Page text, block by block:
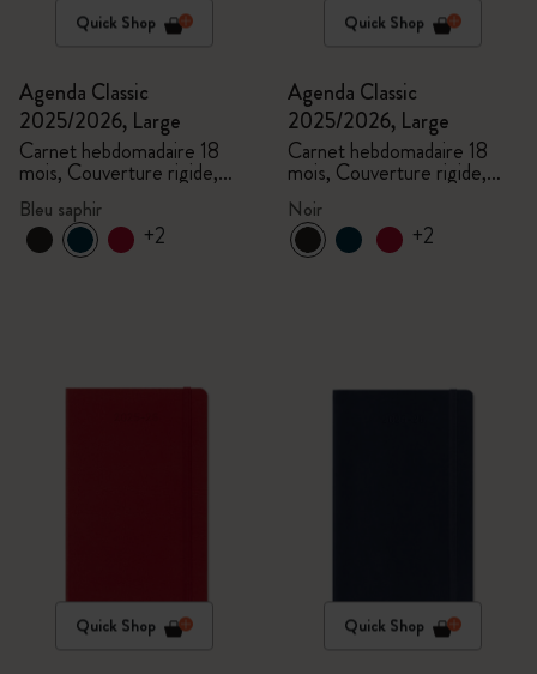
Quick Shop
Agenda Classic
2025/2026, Large
Carnet hebdomadaire 18
mois, Couverture rigide,
Bleu saphir
Bleu saphir
+2
Quick Shop
Agenda Classic
2025/2026, Large
Carnet hebdomadaire 18
mois, Couverture rigide,
Noir
Noir
+2
Quick Shop Quick Shop